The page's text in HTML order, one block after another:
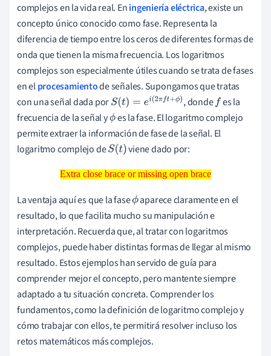
complejos en la vida real. Eningeniería eléctrica, existe un
concepto único conocido como fase. Representa la
diferencia de tiempo entre los ceros de diferentes formas de
onda que tienen la misma frecuencia. Los logaritmos
complejos son especialmente útiles cuando se trata de fases
en elprocesamientode señales. Supongamos que tratas
con una señal dada porS(t)= ei(2 πft+ϕ) , dondef es la
frecuencia de la señal yϕes la fase. El logaritmo complejo
permite extraer la información de fase de la señal. El
logaritmo complejo deS(t) viene dado por:
Extra close brace or missing open brace
Extra close brace or missing open brace
La ventaja aquí es que la faseϕaparece claramente en el
resultado, lo que facilita mucho su manipulación e
interpretación. Recuerda que, al tratar con logaritmos
complejos, puede haber distintas formas de llegar al mismo
resultado. Estos ejemplos han servido de guía para
comprender mejor el concepto, pero mantente siempre
adaptado a tu situación concreta. Comprender los
fundamentos, como la definición de logaritmo complejo y
cómo trabajar con ellos, te permitirá resolver incluso los
retos matemáticos más complejos.